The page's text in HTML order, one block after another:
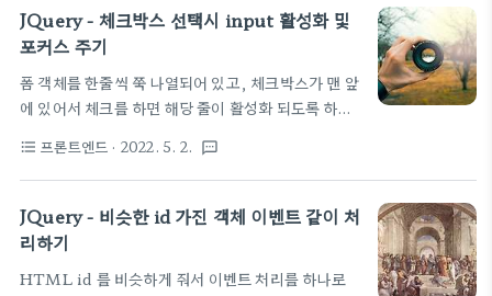
https://stackoverflow.com/questions/10659097/jquery-
get-selected-option-from-dropdown
jQuery Get Selected Option From
Dropdown Usually I use $("#id").val() to
return the value of the selected option,
but this time it doesn't ..
JQuery - 체크박스 선택시 input 활성화 및
포커스 주기
폼 객체를 한줄씩 쭉 나열되어 있고, 체크박스가 맨 앞
에 있어서 체크를 하면 해당 줄이 활성화 되도록 하는
를 저장 $("input:checkbox").on('click',
function() { var target_input_name = "#" +
$(this).val() + "_quantity" if (
$(this).prop('checked') ) {
console.log($(this).val())
$(target_input_name).prop("disabled",
format_list_bulleted 프론트엔드 · 2022. 5. 2. textsms
JQuery - 비슷한 id 가진 객체 이벤트 같이 처
리하기
HTML id 를 비슷하게 줘서 이벤트 처리를 하나로